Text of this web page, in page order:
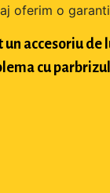
oferim o
un accesoriu
cu